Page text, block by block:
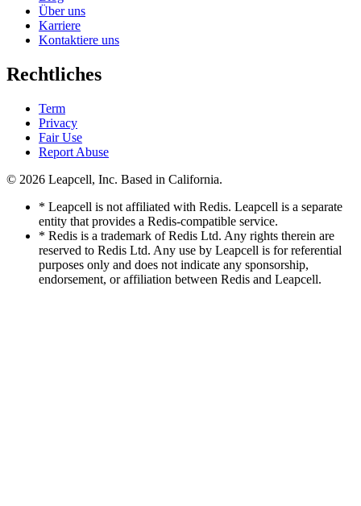
Über uns
Karriere
Kontaktiere uns
Rechtliches
Term
Privacy
Fair Use
Report Abuse
© 2026 Leapcell, Inc. Based in California.
* Leapcell is not affiliated with Redis. Leapcell is a separate
entity that provides a Redis-compatible service.
* Redis is a trademark of Redis Ltd. Any rights therein are
reserved to Redis Ltd. Any use by Leapcell is for referential
purposes only and does not indicate any sponsorship,
endorsement, or affiliation between Redis and Leapcell.